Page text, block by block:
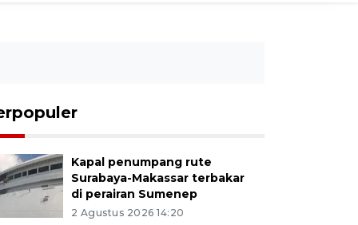
Kapal penumpang rute
Surabaya-Makassar terbakar
di perairan Sumenep
2 Agustus 2026 14:20